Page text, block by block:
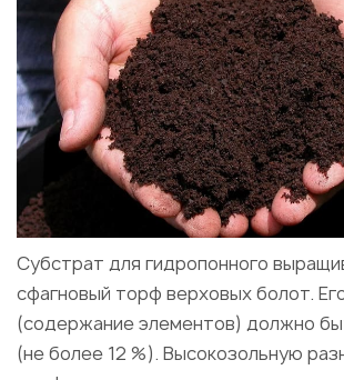
Субстрат для гидропонного
сфагновый торф верховых болот.
(содержание элементов) должно
(не более 12 %). Высокозольную